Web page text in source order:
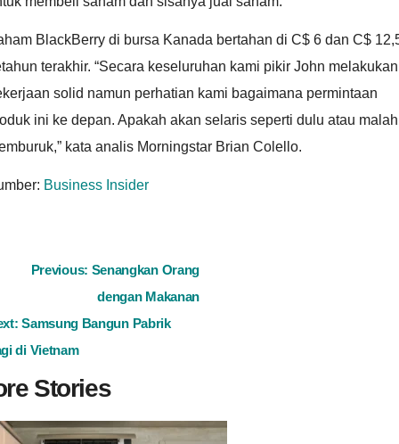
BlackBerry di bursa Kanada bertahan di C$ 6 dan C$
terakhir. “Secara keseluruhan kami pikir John melakukan
solid namun perhatian kami bagaimana permintaan
ini ke depan. Apakah akan selaris seperti dulu atau malah
kata analis Morningstar Brian Colello.
Business Insider
Previous: Senangkan Orang
dengan Makanan
Samsung Bangun Pabrik
di Vietnam
Stories